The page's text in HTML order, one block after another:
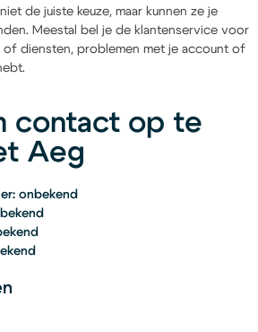
de juiste keuze, maar kunnen ze je
Meestal bel je de klantenservice voor
diensten, problemen met je account of
contact op te
Aeg
onbekend